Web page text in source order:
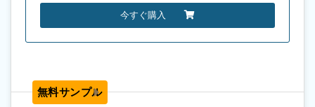
今すぐ購入
無料サンプル